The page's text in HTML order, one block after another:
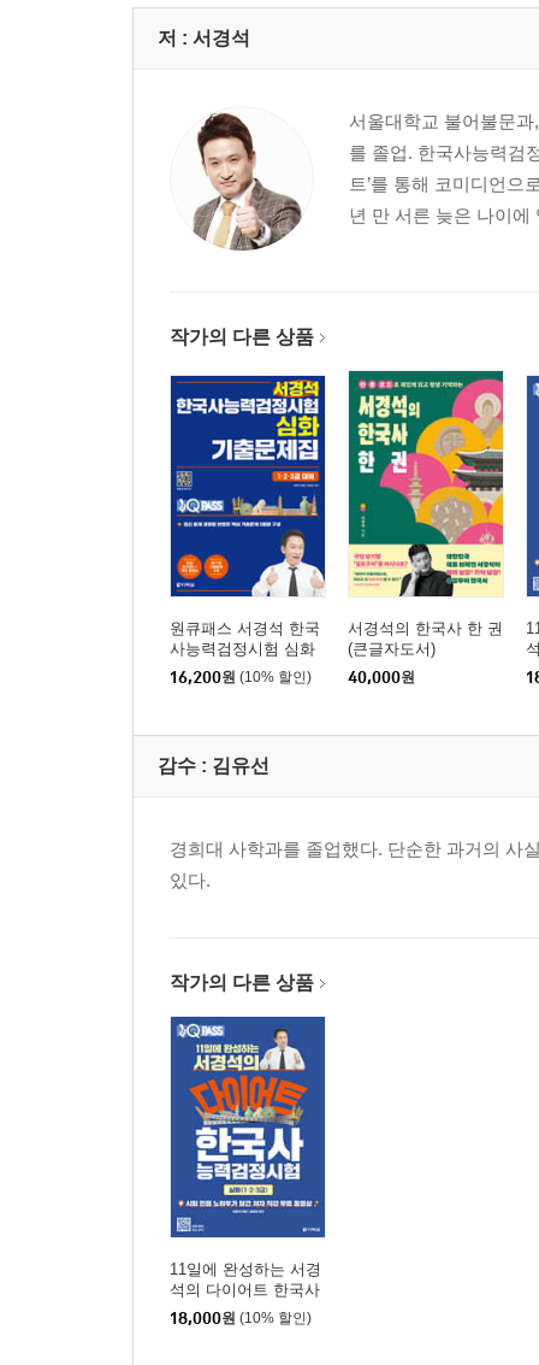
09강 고려의 문화
10강 조선의 건국과 통치 체제의 정비
12강 조선 후기의 정치 변화
DAY 7
13강 조선의 경제와 사회
14강 조선의 문화
15강 강화도 조약~광무 개혁
16강 국권 피탈 과정과 개항 이후의 경제와 문화
DAY 9
DAY 10
DAY 11
『원큐패스 서경석 한국사능력검정시험 심화 기
이 책의 특징
한국사능력검정시험 소개
한국사능력검정시험 심화 최신 3개년 출제 경향 완
핵심 기출문제
제1회 핵심 기출문제
제2회 핵심 기출문제
제4회 핵심 기출문제
제5회 핵심 기출문제
저 : 서경석
서울대학교 불어불문
를 졸업. 한국사능력검
트’를 통해 코미디언으
년 만 서른 늦은 나이
작가의 다른 상품
원큐패스 서경석 한국
사능력검정시험 심화
기출문제집 (저자 직강
무료 동영상, 제77회 기
16,200원 (10% 할인)
서경석의 한국사 한 권
(큰글자도서)
40,000원
감수 : 김유선
경희대 사학과를 졸업했다. 단순한 과거의 사
있다.
작가의 다른 상품
11일에 완성하는 서경
석의 다이어트 한국사
능력검정시험 심화(1·2·
3급)
18,000원 (10% 할인)